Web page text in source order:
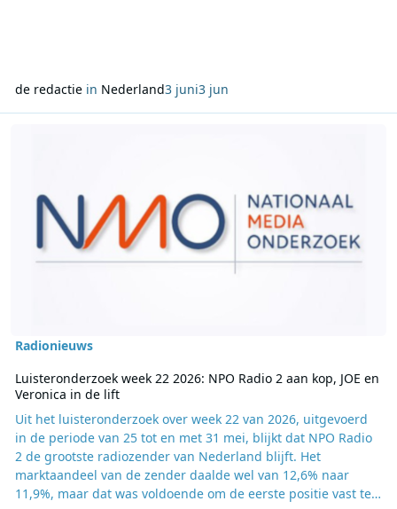
de redactiein Nederland3 juni3 jun
Radionieuws
Luisteronderzoek week 22 2026: NPO Radio 2 aan kop, JOE en
Veronica in de lift
Uit het luisteronderzoek over week 22 van 2026, uitgevoerd
in de periode van 25 tot en met 31 mei, blijkt dat NPO Radio
2 de grootste radiozender van Nederland blijft. Het
marktaandeel van de zender daalde wel van 12,6% naar
11,9%, maar dat was voldoende om de eerste positie vast te